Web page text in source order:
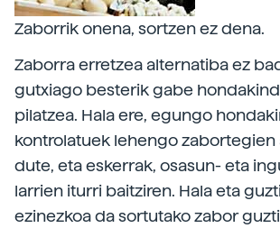
Zaborrik onena, sortzen ez dena.
Zaborra erretzea alternatiba ez
gutxiago besterik gabe
pilatzea. Hala ere, egungo
kontrolatuek lehengo zabortegien
dute, eta eskerrak, osasun- eta
larrien iturri baitziren. Hala eta
ezinezkoa da sortutako zabor